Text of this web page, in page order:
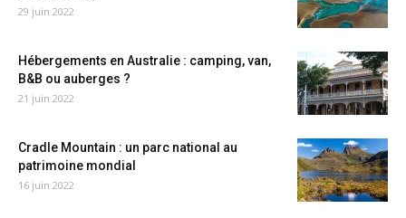
29 juin 2022
Hébergements en Australie : camping, van,
B&B ou auberges ?
21 juin 2022
Cradle Mountain : un parc national au
patrimoine mondial
16 juin 2022